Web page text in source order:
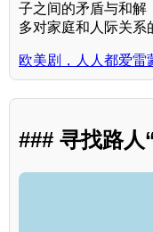
子之间的矛盾与和解
多对家庭和人际关系
欧美剧，人人都爱雷
### 寻找路人